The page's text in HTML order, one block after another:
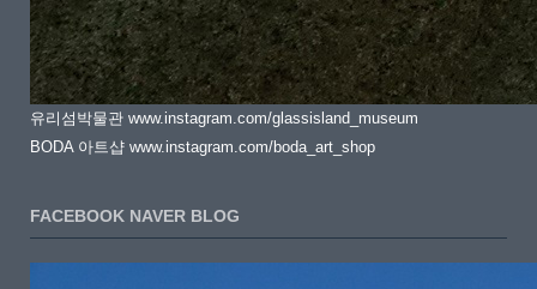
유리섬박물관 www.instagram.com/glassisland_museum
BODA 아트샵 www.instagram.com/boda_art_shop
FACEBOOK NAVER BLOG